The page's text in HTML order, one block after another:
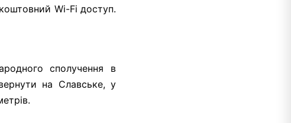
Wi-Fi доступ.
сполучення в
на Славське, у